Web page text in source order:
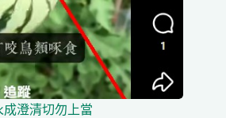
澄清切勿上當